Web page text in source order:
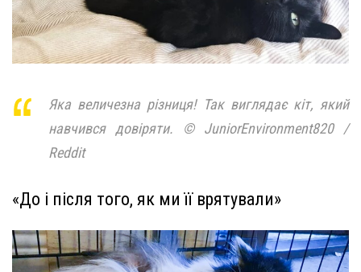
Яка величезна різниця! Так виглядає кіт, який
навчився довіряти. © JuniorEnvironment820 /
Reddit
«До і після того, як ми її врятували»